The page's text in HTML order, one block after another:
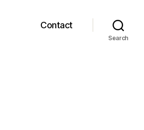
Contact
Search